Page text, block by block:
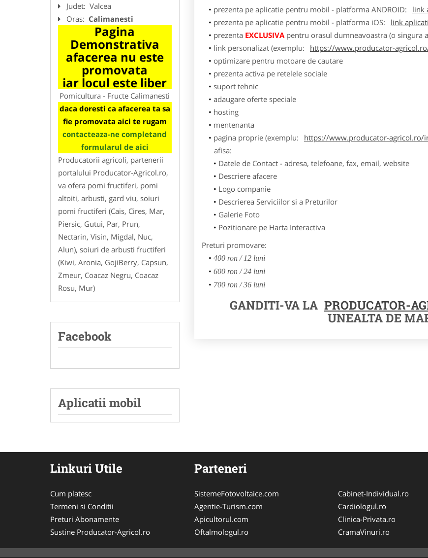
Judet: Valcea
Oras: Calimanesti
Pagina
Demonstrativa
afacerea nu este
promovata
iar locul este liber
Pomicultura - Fructe Calimanesti
daca doresti ca afacerea ta sa
fie promovata aici te rugam
contacteaza-ne completand
formularul de aici
Producatorii agricoli, partenerii
portalului Producator-Agricol.ro,
va ofera pomi fructiferi, pomi
altoiti, arbusti, gard viu, soiuri
pomi fructiferi (Cais, Cires, Mar,
Piersic, Gutui, Par, Prun,
Nectarin, Visin, Migdal, Nuc,
Alun), soiuri de arbusti fructiferi
(Kiwi, Aronia, GojiBerry, Capsun,
Zmeur, Coacaz Negru, Coacaz
Rosu, Mur)
Facebook
Aplicatii mobil
prezenta pe aplicatie pentru mobil - platforma ANDROID:
link
prezenta pe aplicatie pentru mobil - platforma iOS:
link
prezenta EXCLUSIVApentru orasul dumneavoastra (o singura
link personalizat (exemplu:
https://www.producator-
optimizare pentru motoare de cautare
prezenta activa pe retelele sociale
suport tehnic
adaugare oferte speciale
hosting
mentenanta
pagina proprie (exemplu:
https://www.producator-agricol.ro/
afisa:
Datele de Contact - adresa, telefoane, fax, email, website
Descriere afacere
Logo companie
Descrierea Serviciilor si a Preturilor
Galerie Foto
Pozitionare pe Harta Interactiva
Preturi promovare:
400 ron / 12 luni
600 ron / 24 luni
700 ron / 36 luni
GANDITI-VA LA PRODUCATOR-
UNEALTA DE
Linkuri Utile
Cum platesc
Termeni si Conditii
Preturi Abonamente
Sustine Producator-Agricol.ro
Parteneri
SistemeFotovoltaice.com
Agentie-Turism.com
Apicultorul.com
Oftalmologul.ro
Cabinet-Individual.ro
Cardiologul.ro
Clinica-Privata.ro
CramaVinuri.ro